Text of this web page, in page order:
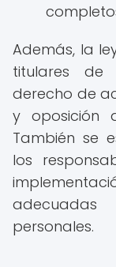
Además, la
titulares de
derecho de
y oposición
También se
los
personales.